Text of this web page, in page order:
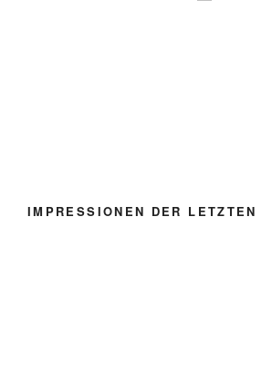
IMPRESSIONEN DER LETZTEN